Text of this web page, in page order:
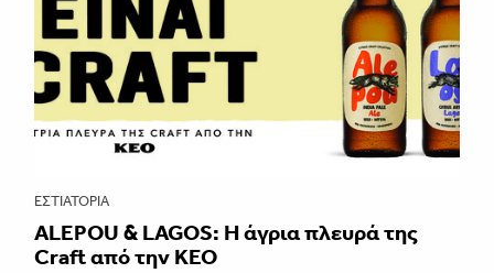
ΕΣΤΙΑΤΌΡΙΑ
ALEPOU & LAGOS: Η άγρια πλευρά της
Craft από την ΚΕΟ